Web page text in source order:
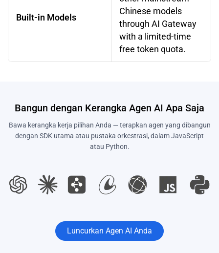
Built-in Models
Chinese models
through AI Gateway
with a limited-time
free token quota.
Bangun dengan Kerangka Agen AI Apa Saja
Bawa kerangka kerja pilihan Anda — terapkan agen yang dibangun
dengan SDK utama atau pustaka orkestrasi, dalam JavaScript
atau Python.
Luncurkan Agen AI Anda